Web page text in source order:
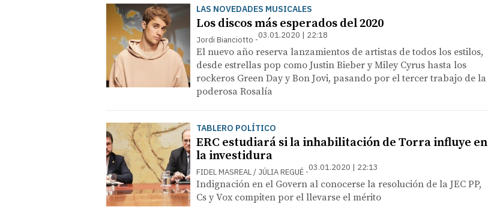
LAS NOVEDADES MUSICALES
Los discos más esperados del 2020
Jordi Bianciotto 03.01.2020 | 22:18
El nuevo año reserva lanzamientos de artistas de todos los estilos,
desde estrellas pop como Justin Bieber y Miley Cyrus hasta los
rockeros Green Day y Bon Jovi, pasando por el tercer trabajo de la
poderosa Rosalía
TABLERO POLÍTICO
ERC estudiará si la inhabilitación de Torra influye en
la investidura
FIDEL MASREAL / JÚLIA REGUÉ 03.01.2020 | 22:13
Indignación en el Govern al conocerse la resolución de la JEC PP,
Cs y Vox compiten por el llevarse el mérito